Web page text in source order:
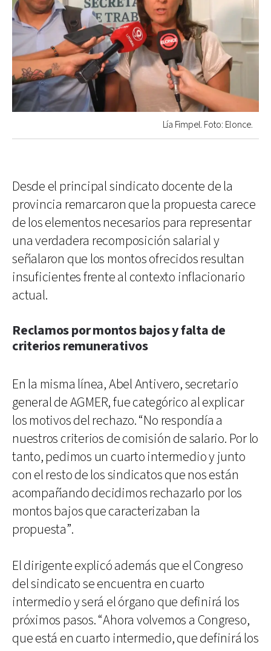
Lía Fimpel. Foto: Elonce.
Desde el principal sindicato docente de la
provincia remarcaron que la propuesta carece
de los elementos necesarios para representar
una verdadera recomposición salarial y
señalaron que los montos ofrecidos resultan
insuficientes frente al contexto inflacionario
actual.
Reclamos por montos bajos y falta de
criterios remunerativos
En la misma línea, Abel Antivero, secretario
general de AGMER, fue categórico al explicar
los motivos del rechazo. “No respondía a
nuestros criterios de comisión de salario. Por lo
tanto, pedimos un cuarto intermedio y junto
con el resto de los sindicatos que nos están
acompañando decidimos rechazarlo por los
montos bajos que caracterizaban la
propuesta”.
El dirigente explicó además que el Congreso
del sindicato se encuentra en cuarto
intermedio y será el órgano que definirá los
próximos pasos. “Ahora volvemos a Congreso,
que está en cuarto intermedio, que definirá los